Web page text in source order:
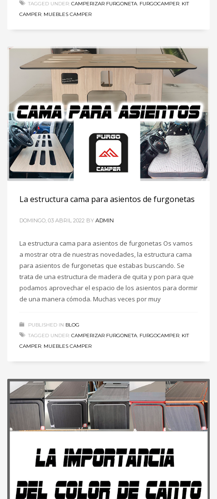
TAGGED UNDER: CAMPERIZAR FURGONETA, FURGOCAMPER, KIT
CAMPER, MUEBLES CAMPER
La estructura cama para asientos de furgonetas
DOMINGO, 03 ABRIL 2022 BY ADMIN
La estructura cama para asientos de furgonetas Os vamos
a mostrar otra de nuestras novedades, la estructura cama
para asientos de furgonetas que estabas buscando. Se
trata de una estructura de madera de quita y pon para que
podamos aprovechar el espacio de los asientos para dormir
de una manera cómoda. Muchas veces por muy
PUBLISHED IN BLOG
TAGGED UNDER: CAMPERIZAR FURGONETA, FURGOCAMPER, KIT
CAMPER, MUEBLES CAMPER